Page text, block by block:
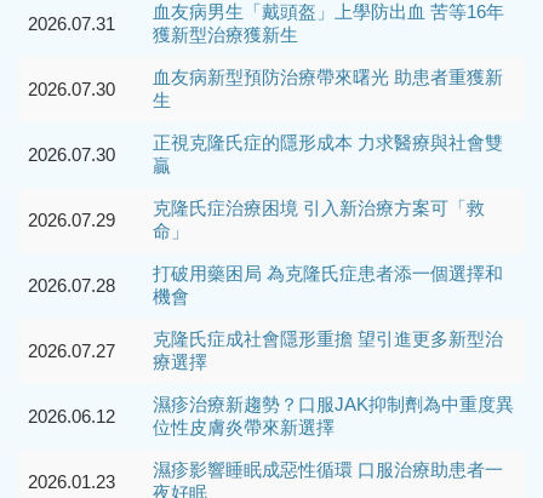
2026.07.31
血友病男生「戴頭盔」上學防出血 苦等16年
獲新型治療獲新生
2026.07.30
血友病新型預防治療帶來曙光 助患者重獲新
生
2026.07.30
正視克隆氏症的隱形成本 力求醫療與社會雙
贏
2026.07.29
克隆氏症治療困境 引入新治療方案可「救
命」
2026.07.28
打破用藥困局 為克隆氏症患者添一個選擇和
機會
2026.07.27
克隆氏症成社會隱形重擔 望引進更多新型治
療選擇
2026.06.12
濕疹治療新趨勢？口服JAK抑制劑為中重度異
位性皮膚炎帶來新選擇
2026.01.23
濕疹影響睡眠成惡性循環 口服治療助患者一
夜好眠